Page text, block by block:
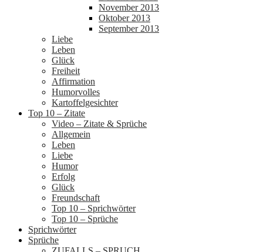
November 2013
Oktober 2013
September 2013
Liebe
Leben
Glück
Freiheit
Affirmation
Humorvolles
Kartoffelgesichter
Top 10 – Zitate
Video – Zitate & Sprüche
Allgemein
Leben
Liebe
Humor
Erfolg
Glück
Freundschaft
Top 10 – Sprichwörter
Top 10 – Sprüche
Sprichwörter
Sprüche